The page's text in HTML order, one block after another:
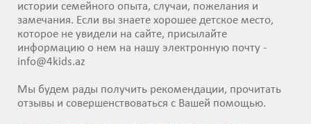
истории семейного опыта, случаи, пожелания и
замечания. Если вы знаете хорошее детское место,
которое не увидели на сайте, присылайте
информацию о нем на нашу электронную почту -
info@4kids.az
Мы будем рады получить рекомендации, прочитать
отзывы и совершенствоваться с Вашей помощью.